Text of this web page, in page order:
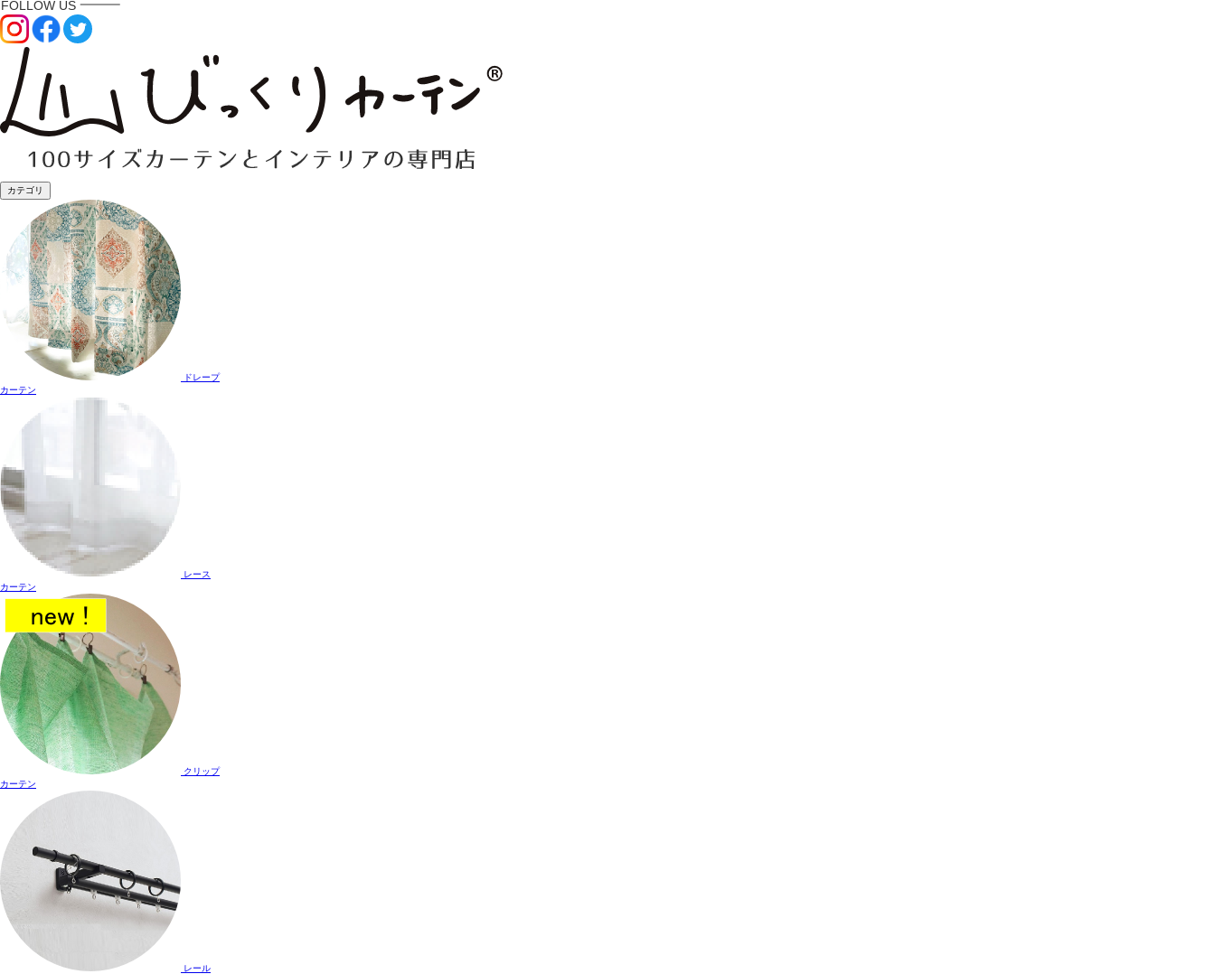
カテゴリ
ドレープ
カーテン
レース
カーテン
クリップ
カーテン
レール